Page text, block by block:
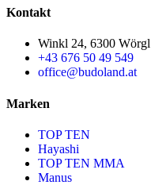
Kontakt
Winkl 24, 6300 Wörgl
+43 676 50 49 549
office@budoland.at
Marken
TOP TEN
Hayashi
TOP TEN MMA
Manus